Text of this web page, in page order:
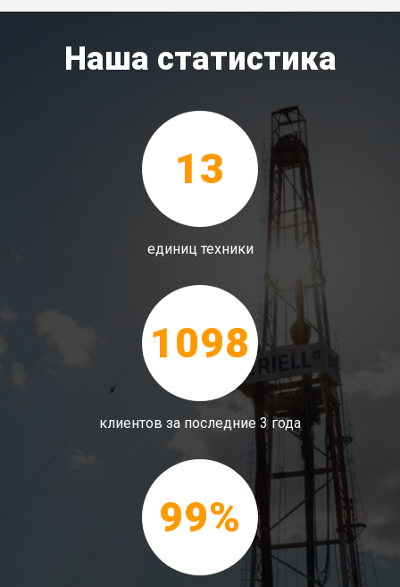
Наша статистика
13
единиц техники
1098
клиентов за последние 3 года
99%